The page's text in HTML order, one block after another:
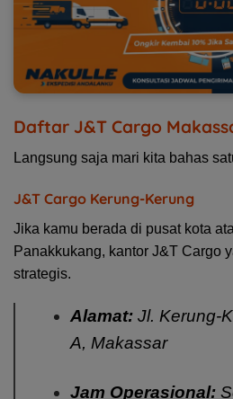
Daftar J&T Cargo
Langsung saja mari kita bahas
J&T Cargo Kerung-Kerung
Jika kamu berada di pusat kota
Panakkukang, kantor J&T Cargo
strategis.
Alamat:Jl. Kerung-
A, Makassar
Jam Operasional: